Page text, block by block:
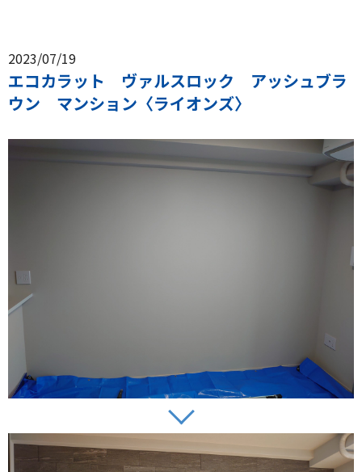
2023/07/19
エコカラット ヴァルスロック アッシュブラ
ウン マンション〈ライオンズ〉